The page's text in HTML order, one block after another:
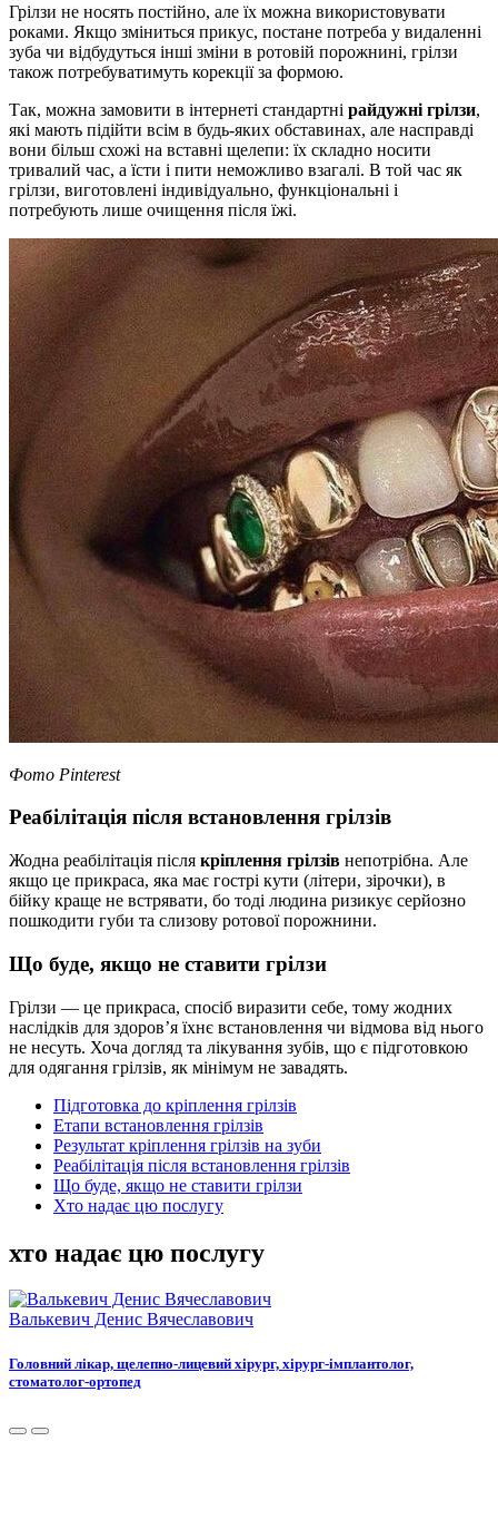
Грілзи не носять постійно, але їх можна використовувати
роками. Якщо зміниться прикус, постане потреба у видаленні
зуба чи відбудуться інші зміни в ротовій порожнині, грілзи
також потребуватимуть корекції за формою.
Так, можна замовити в інтернеті стандартні райдужні грілзи,
які мають підійти всім в будь-яких обставинах, але насправді
вони більш схожі на вставні щелепи: їх складно носити
тривалий час, а їсти і пити неможливо взагалі. В той час як
грілзи, виготовлені індивідуально, функціональні і
потребують лише очищення після їжі.
Фото Pinterest
Реабілітація після встановлення грілзів
Жодна реабілітація після кріплення грілзів непотрібна. Але
якщо це прикраса, яка має гострі кути (літери, зірочки), в
бійку краще не встрявати, бо тоді людина ризикує серйозно
пошкодити губи та слизову ротової порожнини.
Що буде, якщо не ставити грілзи
Грілзи — це прикраса, спосіб виразити себе, тому жодних
наслідків для здоров’я їхнє встановлення чи відмова від нього
не несуть. Хоча догляд та лікування зубів, що є підготовкою
для одягання грілзів, як мінімум не завадять.
Підготовка до кріплення грілзів
Етапи встановлення грілзів
Результат кріплення грілзів на зуби
Реабілітація після встановлення грілзів
Що буде, якщо не ставити грілзи
Хто надає цю послугу
хто надає цю послугу
Валькевич Денис Вячеславович
Головний лікар, щелепно-лицевий хірург, хірург-імплантолог,
стоматолог-ортопед